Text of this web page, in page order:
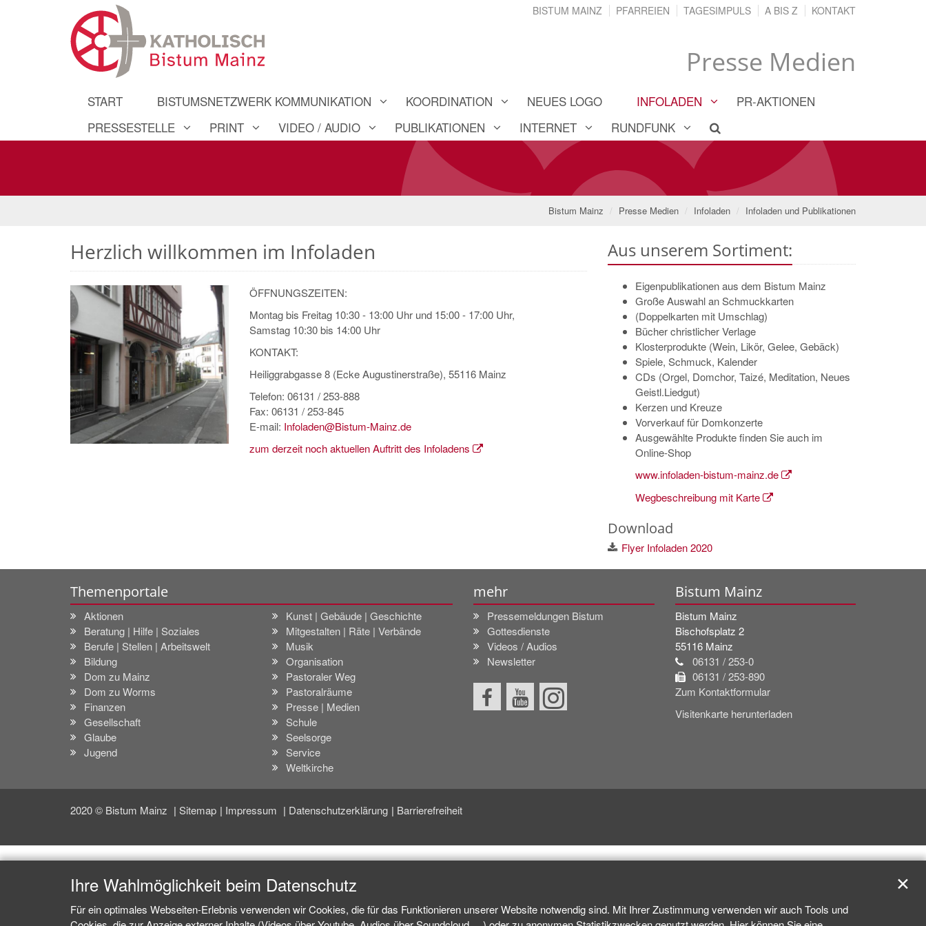
BISTUM MAINZ PFARREIEN TAGESIMPULS A BIS Z KONTAKT
Presse Medien
START BISTUMSNETZWERK KOMMUNIKATION KOORDINATION NEUES LOGO INFOLADEN
PR-AKTIONEN
PRESSESTELLE
PRINT VIDEO / AUDIO PUBLIKATIONEN INTERNET RUNDFUNK
Bistum Mainz Presse Medien Infoladen Infoladen und Publikationen
Herzlich willkommen im Infoladen
ÖFFNUNGSZEITEN:
Montag bis Freitag 10:30 - 13:00 Uhr und 15:00 - 17:00 Uhr,
Samstag 10:30 bis 14:00 Uhr
KONTAKT:
Heiliggrabgasse 8 (Ecke Augustinerstraße), 55116 Mainz
Telefon: 06131 / 253-888
Fax: 06131 / 253-845
E-mail: Infoladen@Bistum-Mainz.de
zum derzeit noch aktuellen Auftritt des Infoladens
Aus unserem Sortiment:
Eigenpublikationen aus dem Bistum Mainz
Große Auswahl an Schmuckkarten
(Doppelkarten mit Umschlag)
Bücher christlicher Verlage
Klosterprodukte (Wein, Likör, Gelee, Gebäck)
Spiele, Schmuck, Kalender
CDs (Orgel, Domchor, Taizé, Meditation, Neues
Geistl.Liedgut)
Kerzen und Kreuze
Vorverkauf für Domkonzerte
Ausgewählte Produkte finden Sie auch im
Online-Shop
www.infoladen-bistum-mainz.de
Wegbeschreibung mit Karte
Download
Flyer Infoladen 2020
Themenportale
Aktionen
Beratung | Hilfe | Soziales
Berufe | Stellen | Arbeitswelt
Bildung
Dom zu Mainz
Dom zu Worms
Finanzen
Gesellschaft
Glaube
Jugend
Kunst | Gebäude | Geschichte
Mitgestalten | Räte | Verbände
Musik
Organisation
Pastoraler Weg
Pastoralräume
Presse | Medien
Schule
Seelsorge
Service
Weltkirche
mehr
Pressemeldungen Bistum
Gottesdienste
Videos / Audios
Newsletter
Bistum Mainz
Bistum Mainz
Bischofsplatz 2
55116 Mainz
06131 / 253-0
06131 / 253-890
Zum Kontaktformular
Visitenkarte herunterladen
2020 © Bistum Mainz Sitemap Impressum Datenschutzerklärung Barrierefreiheit
Ihre Wahlmöglichkeit beim Datenschutz
Für ein optimales Webseiten-Erlebnis verwenden wir Cookies, die für das Funktionieren unserer Website notwendig sind. Mit Ihrer Zustimmung verwenden wir auch Tools und
✕